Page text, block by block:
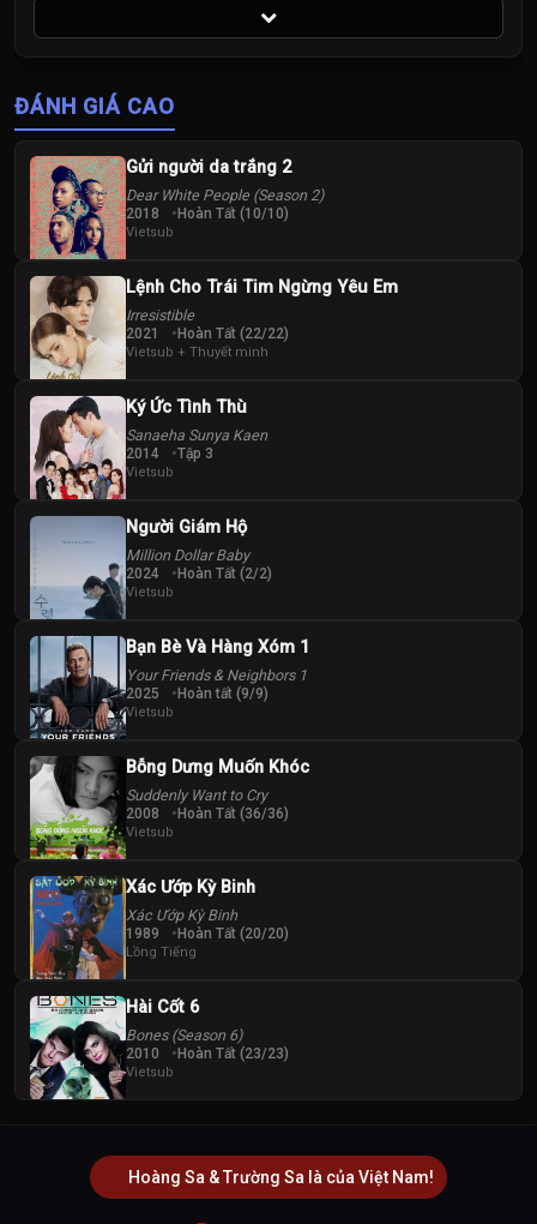
Vàng
ĐÁNH GIÁ CAO
Gửi người da trắng 2
Dear White People (Season 2)
2018 Hoàn Tất (10/10)
Vietsub
Lệnh Cho Trái Tim Ngừng Yêu Em
Irresistible
2021 Hoàn Tất (22/22)
Vietsub + Thuyết minh
Ký Ức Tình Thù
Sanaeha Sunya Kaen
2014 Tập 3
Vietsub
Người Giám Hộ
Million Dollar Baby
2024 Hoàn Tất (2/2)
Vietsub
Bạn Bè Và Hàng Xóm 1
Your Friends & Neighbors 1
2025 Hoàn tất (9/9)
Vietsub
Bỗng Dưng Muốn Khóc
Suddenly Want to Cry
2008 Hoàn Tất (36/36)
Vietsub
Xác Ướp Kỳ Binh
Xác Ướp Kỳ Binh
1989 Hoàn Tất (20/20)
Lồng Tiếng
Hài Cốt 6
Bones (Season 6)
2010 Hoàn Tất (23/23)
Vietsub
Hoàng Sa & Trường Sa là của Việt Nam!